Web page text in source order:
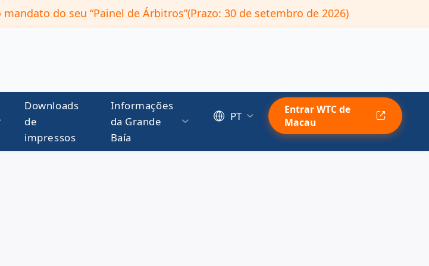
do seu “Painel de Árbitros”(Prazo: 30 de setembro de 2026)
Downloads
de
impressos
Informações
da Grande
Baía
PT
Entrar WTC de
Macau